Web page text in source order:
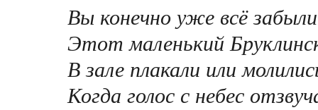
Вы конечно уже всё
Этот маленький
В зале плакали или
Когда голос с небес